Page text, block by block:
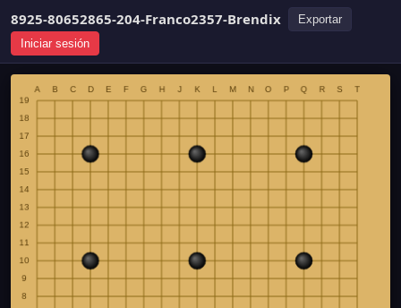
8925-80652865-204-Franco2357-Brendix
Exportar
Iniciar sesión